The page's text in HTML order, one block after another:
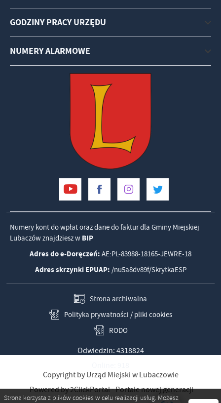
GODZINY PRACY URZĘDU
NUMERY ALARMOWE
Numery kont do wpłat oraz dane do faktur dla Gminy Miejskiej
Lubaczów znajdziesz w BIP
Adres do e-Doręczeń: AE:PL-83988-18165-JEWRE-18
Adres skrzynki EPUAP: /nu5a8dv89f/SkrytkaESP
Strona archiwalna
Polityka prywatności / pliki cookies
RODO
Odwiedzin: 4318824
Copyright by Urząd Miejski w Lubaczowie
Powered by2ClickPortal- Portale nowej generacji
Strona korzysta z plików cookies w celu realizacji usług. Możesz